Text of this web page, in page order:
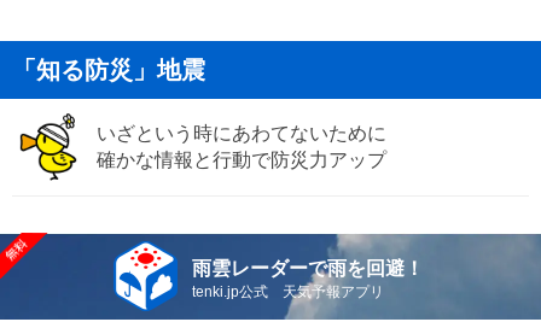
「知る防災」地震
いざという時にあわてないために
確かな情報と行動で防災力アップ
雨雲レーダーで雨を回避！
tenki.jp公式 天気予報アプリ